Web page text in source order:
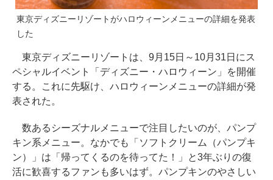
東京ディズニーリゾートがハロウィーンメニューの詳細を発表
した
東京ディズニーリゾートは、9月15日～10月31日にス
ペシャルイベント「ディズニー・ハロウィーン」を開催
する。これに先駆け、ハロウィーンメニューの詳細が発
表された。
数あるシーズナルメニューで注目したいのが、パンプ
キン系メニュー。なかでも「ソフトクリーム（パンプキ
ン）」は「帰ってくるのを待ってた！」と3年ぶりの復
活に歓喜するファンも多いはず。パンプキンのやさしい